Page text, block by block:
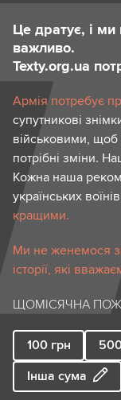
Це дратує, і
важливо.
Texty.org.ua
Армія потребує
супутникові
військовими, щоб
потрібні зміни.
Кожна наша
українських
кращими.
Ми не женемося
історії, які
ЩОМІСЯЧНА
100 грн
Інша сума